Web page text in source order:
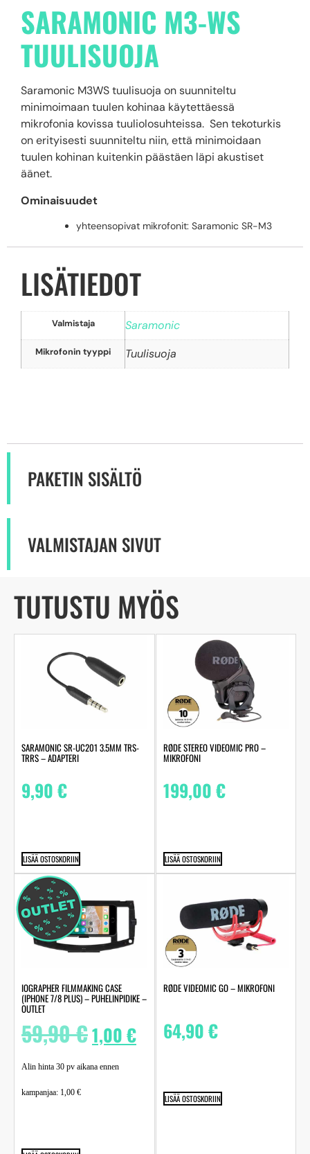
SARAMONIC M3-WS
TUULISUOJA
Saramonic M3WS tuulisuoja on suunniteltu
minimoimaan tuulen kohinaa käytettäessä
mikrofonia kovissa tuuliolosuhteissa. Sen tekoturkis
on erityisesti suunniteltu niin, että minimoidaan
tuulen kohinan kuitenkin päästäen läpi akustiset
äänet.
Ominaisuudet
yhteensopivat mikrofonit: Saramonic SR-M3
LISÄTIEDOT
Valmistaja Saramonic
Mikrofonin tyyppi Tuulisuoja
PAKETIN SISÄLTÖ
VALMISTAJAN SIVUT
TUTUSTU MYÖS
SARAMONIC SR-UC201 3.5MM TRS-
TRRS – ADAPTERI
9,90€
LISÄÄ OSTOSKORIIN
RØDE STEREO VIDEOMIC PRO –
MIKROFONI
199,00€
LISÄÄ OSTOSKORIIN
IOGRAPHER FILMMAKING CASE
(IPHONE 7/8 PLUS) – PUHELINPIDIKE –
OUTLET
59,90€1,00€
Alin hinta 30 pv aikana ennen
kampanjaa: 1,00 €
RØDE VIDEOMIC GO – MIKROFONI
64,90€
LISÄÄ OSTOSKORIIN